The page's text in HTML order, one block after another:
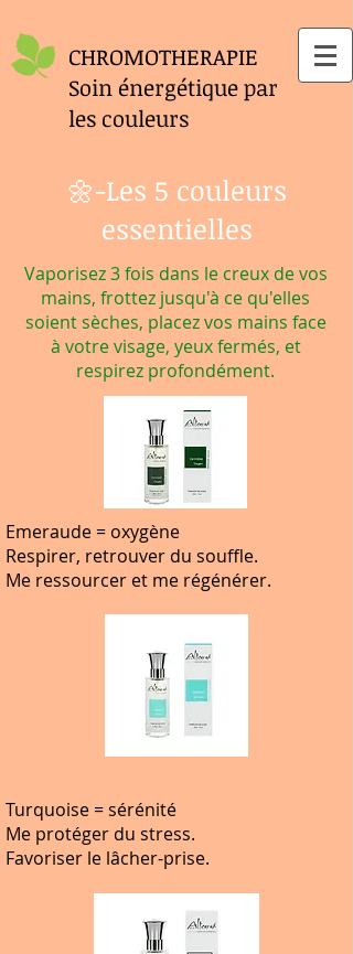
CHROMOTHERAPIE
Soin énergétique par
les couleurs
🌼-Les 5 couleurs
essentielles
Vaporisez 3 fois dans le creux de vos
mains, frottez jusqu'à ce qu'elles
soient sèches, placez vos mains face
à votre visage, yeux fermés, et
respirez profondément.
Emeraude = oxygène
Respirer, retrouver du souffle.
Me ressourcer et me régénérer.
Turquoise = sérénité
Me protéger du stress.
Favoriser le lâcher-prise.